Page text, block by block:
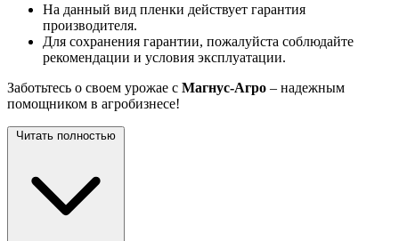
На данный вид пленки действует гарантия
производителя.
Для сохранения гарантии, пожалуйста соблюдайте
рекомендации и условия эксплуатации.
Заботьтесь о своем урожае с Магнус-Агро – надежным
помощником в агробизнесе!
Читать полностью